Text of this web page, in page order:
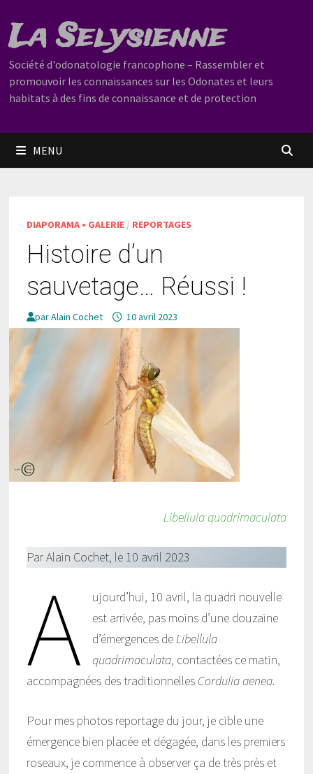
au
contenu
La Selysienne
Société d'odonatologie francophone – Rassembler et
promouvoir les connaissances sur les Odonates et leurs
habitats à des fins de connaissance et de protection
MENU
DIAPORAMA • GALERIE/ REPORTAGES
Histoire d’un
sauvetage… Réussi !
parAlain Cochet 10 avril 2023
Libellula quadrimaculata
Par Alain Cochet, le 10 avril 2023
A
ujourd’hui, 10 avril, la quadri nouvelle
est arrivée, pas moins d’une douzaine
d’émergences deLibellula
quadrimaculata, contactées ce matin,
accompagnées des traditionnelles Cordulia aenea.
Pour mes photos reportage du jour, je cible une
émergence bien placée et dégagée, dans les premiers
roseaux, je commence à observer ça de très près et